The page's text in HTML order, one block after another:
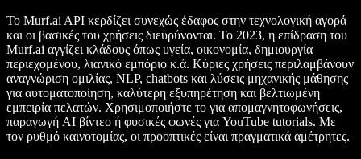
Το Murf.ai API κερδίζει συνεχώς έδαφος στην τεχνολογική αγορά
και οι βασικές του χρήσεις διευρύνονται. Το 2023, η επίδραση του
Murf.ai αγγίζει κλάδους όπως υγεία, οικονομία, δημιουργία
περιεχομένου, λιανικό εμπόριο κ.ά. Κύριες χρήσεις περιλαμβάνουν
αναγνώριση ομιλίας, NLP, chatbots και λύσεις μηχανικής μάθησης
για αυτοματοποίηση, καλύτερη εξυπηρέτηση και βελτιωμένη
εμπειρία πελατών. Χρησιμοποιήστε το για απομαγνητοφωνήσεις,
παραγωγή AI βίντεο ή φυσικές φωνές για YouTube tutorials. Με
τον ρυθμό καινοτομίας, οι προοπτικές είναι πραγματικά αμέτρητες.